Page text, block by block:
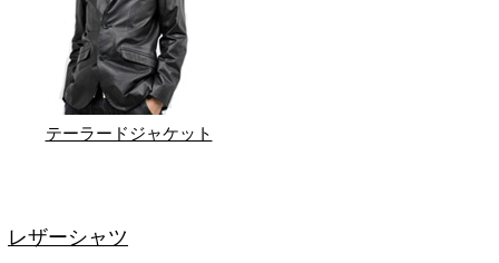
テーラードジャケット
レザーシャツ